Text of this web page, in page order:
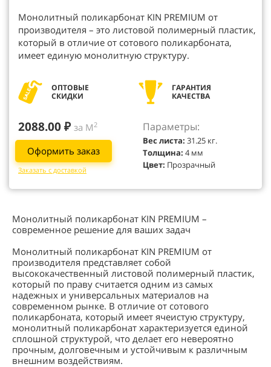
Монолитный поликарбонат KIN PREMIUM от
производителя – это листовой полимерный пластик,
который в отличие от сотового поликарбоната,
имеет единую монолитную структуру.
ОПТОВЫЕ
СКИДКИ
ГАРАНТИЯ
КАЧЕСТВА
2088.00 ₽ за М2
Оформить заказ
Заказать с доставкой
Параметры:
Вес листа: 31.25 кг.
Толщина: 4 мм
Цвет: Прозрачный
Монолитный поликарбонат KIN PREMIUM –
современное решение для ваших задач
Монолитный поликарбонат KIN PREMIUM от
производителя представляет собой
высококачественный листовой полимерный пластик,
который по праву считается одним из самых
надежных и универсальных материалов на
современном рынке. В отличие от сотового
поликарбоната, который имеет ячеистую структуру,
монолитный поликарбонат характеризуется единой
сплошной структурой, что делает его невероятно
прочным, долговечным и устойчивым к различным
внешним воздействиям.